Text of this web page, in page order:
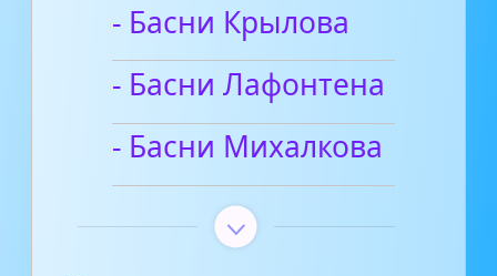
- Басни Крылова
- Басни Лафонтена
- Басни Михалкова